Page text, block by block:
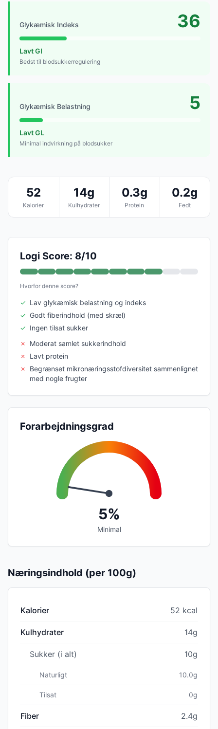
Glykæmisk Indeks 36
Lavt GI
Bedst til blodsukkerregulering
Glykæmisk Belastning 5
Lavt GL
Minimal indvirkning på blodsukker
52
Kalorier
14g
Kulhydrater
0.3g
Protein
0.2g
Fedt
Logi Score: 8/10
Hvorfor denne score?
✓ Lav glykæmisk belastning og indeks
✓ Godt fiberindhold (med skræl)
✓ Ingen tilsat sukker
✗
Moderat samlet sukkerindhold
✗
Lavt protein
✗
Begrænset mikronæringsstofdiversitet sammenlignet
med nogle frugter
Forarbejdningsgrad
5%
Minimal
Næringsindhold (per 100g)
Kalorier 52 kcal
Kulhydrater 14g
Sukker (i alt) 10g
Naturligt 10.0g
Tilsat 0g
Fiber 2.4g